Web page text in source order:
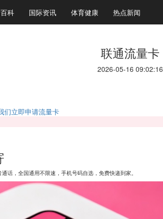
科 国际资讯 体育健康 热点新闻
联通流量卡
2026-05-16 09:02:16
们立即申请流量卡
话，全国通用不限速，手机号码自选，免费快递到家。